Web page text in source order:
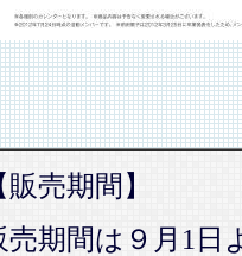
販売期間】
売期間は９月1日